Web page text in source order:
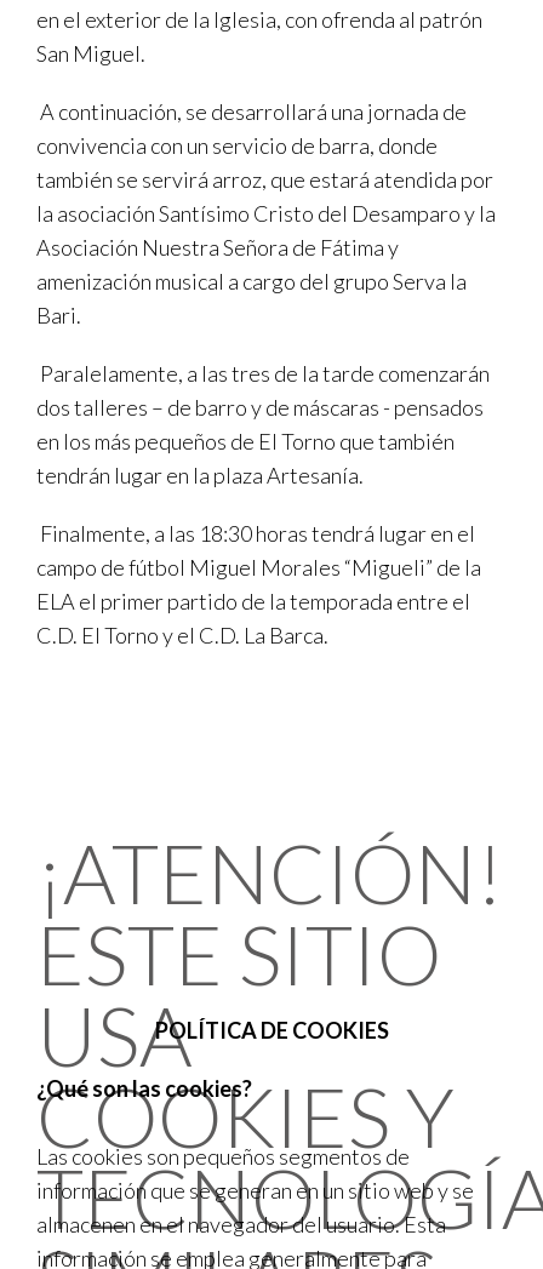
en el exterior de la Iglesia, con ofrenda al patrón
San Miguel.
A continuación, se desarrollará una jornada de
convivencia con un servicio de barra, donde
también se servirá arroz, que estará atendida por
la asociación Santísimo Cristo del Desamparo y la
Asociación Nuestra Señora de Fátima y
amenización musical a cargo del grupo Serva la
Bari.
Paralelamente, a las tres de la tarde comenzarán
dos talleres – de barro y de máscaras - pensados
en los más pequeños de El Torno que también
tendrán lugar en la plaza Artesanía.
Finalmente, a las 18:30 horas tendrá lugar en el
campo de fútbol Miguel Morales “Migueli” de la
ELA el primer partido de la temporada entre el
C.D. El Torno y el C.D. La Barca.
¡ATENCIÓN!
ESTE SITIO
USA
COOKIES Y
POLÍTICA DE COOKIES
¿Qué son las cookies?
Las cookies son pequeños segmentos de
información que se generan en un sitio web y se
almacenen en el navegador del usuario. Esta
información se emplea generalmente para